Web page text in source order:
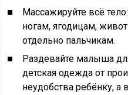
Массажируйте всё
ногам, ягодицам,
отдельно пальчикам.
Раздевайте малыша
детская одежда от
неудобства ребёнку,